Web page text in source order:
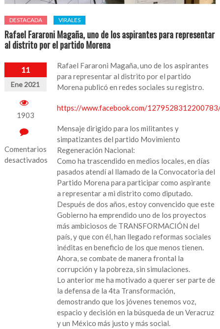
DESTACADA VIRALES
Rafael Fararoni Magaña, uno de los aspirantes para representar
al distrito por el partido Morena
11
Ene 2021
1903
Comentarios
desactivados
Rafael Fararoni Magaña, uno de los aspirantes
para representar al distrito por el partido
Morena publicó en redes sociales su registro.
https://www.facebook.com/
Mensaje dirigido para los militantes y
simpatizantes del partido Movimiento
Regeneración Nacional:
Como ha trascendido en medios locales, en días
pasados atendí al llamado de la Convocatoria del
Partido Morena para participar como aspirante
a representar a mi distrito como diputado.
Después de dos años, estoy convencido que este
Gobierno ha emprendido uno de los proyectos
más ambiciosos de TRANSFORMACIÓN del
país, y que con él, han llegado reformas sociales
inéditas en beneficio de los que menos tienen.
Ahora, se combate de manera frontal la
corrupción y la pobreza, sin simulaciones.
Lo anterior me ha motivado a querer ser parte de
la defensa de la 4ta Transformación,
demostrando que los jóvenes tenemos voz,
espacio y decisión en la búsqueda de un Veracruz
y un México más justo y más social.